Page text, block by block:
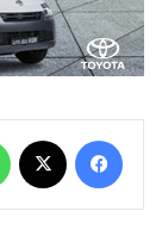
فيسبوك